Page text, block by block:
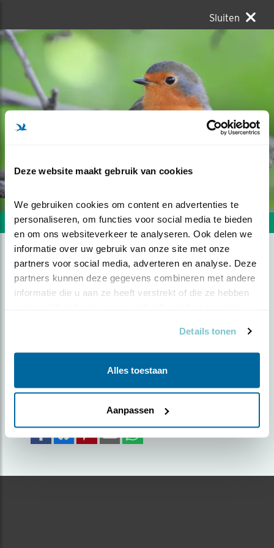
Deze website maakt gebruik van cookies
We gebruiken cookies om content en advertenties te
personaliseren, om functies voor social media te bieden
en om ons websiteverkeer te analyseren. Ook delen we
informatie over uw gebruik van onze site met onze
partners voor social media, adverteren en analyse. Deze
partners kunnen deze gegevens combineren met andere
informatie die u aan ze heeft verstrekt of die ze hebben
Details tonen
Alles toestaan
Aanpassen
Sluiten
Volgende foto Vorige foto
NIEUWSGIERIG
ROODBORSTJE
Foto genomen in: Park schothorst